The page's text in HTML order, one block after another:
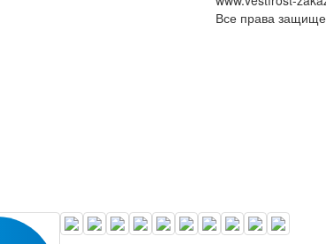
Все права